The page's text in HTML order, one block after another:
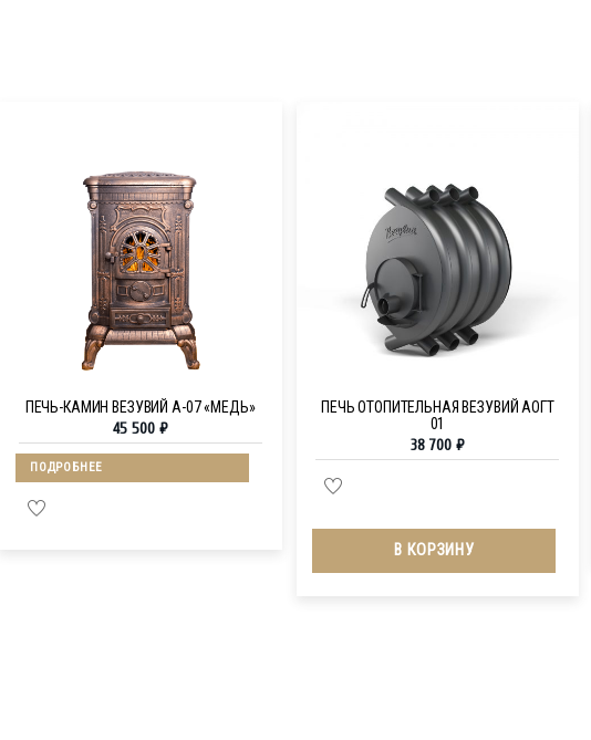
ПЕЧЬ-КАМИН ВЕЗУВИЙ А-07 «МЕДЬ»
45 500 ₽
ПОДРОБНЕЕ
ПЕЧЬ ОТОПИТЕЛЬНАЯ ВЕЗУВИЙ АОГТ
01
38 700 ₽
В КОРЗИНУ